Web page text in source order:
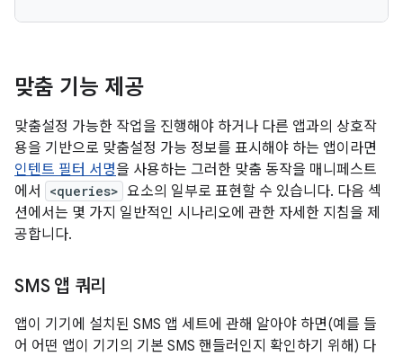
맞춤 기능 제공
맞춤설정 가능한 작업을 진행해야 하거나 다른 앱과의 상호작
용을 기반으로 맞춤설정 가능 정보를 표시해야 하는 앱이라면
인텐트 필터 서명을 사용하는 그러한 맞춤 동작을 매니페스트
에서
<queries> 요소의 일부로 표현할 수 있습니다. 다음 섹
션에서는 몇 가지 일반적인 시나리오에 관한 자세한 지침을 제
공합니다.
SMS 앱 쿼리
앱이 기기에 설치된 SMS 앱 세트에 관해 알아야 하면(예를 들
어 어떤 앱이 기기의 기본 SMS 핸들러인지 확인하기 위해) 다